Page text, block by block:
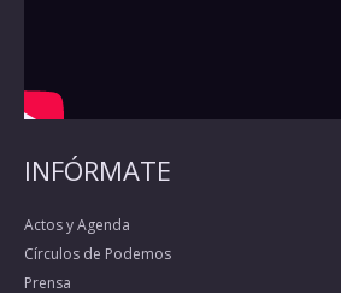
INFÓRMATE
Actos y Agenda
Círculos de Podemos
Prensa